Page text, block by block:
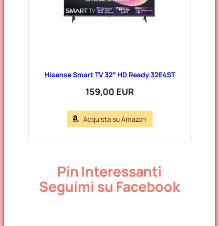
Hisense Smart TV 32″ HD Ready 32E4ST
159,00 EUR
Acquista su Amazon
Pin Interessanti
Seguimi su Facebook